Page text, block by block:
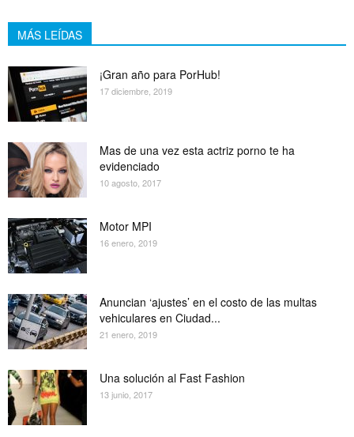
MÁS LEÍDAS
¡Gran año para PorHub!
17 diciembre, 2019
Mas de una vez esta actriz porno te ha
evidenciado
10 agosto, 2017
Motor MPI
16 enero, 2019
Anuncian ‘ajustes’ en el costo de las multas
vehiculares en Ciudad...
21 enero, 2019
Una solución al Fast Fashion
13 junio, 2017